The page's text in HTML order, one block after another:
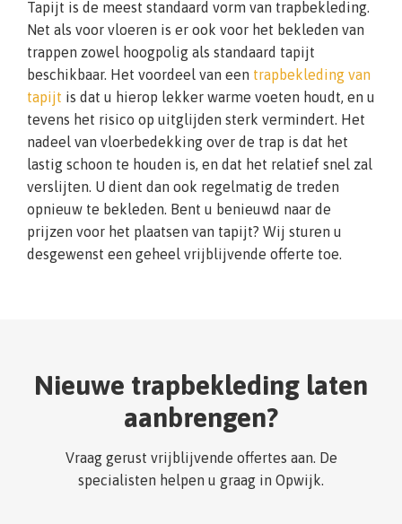
Tapijt is de meest standaard vorm van trapbekleding.
Net als voor vloeren is er ook voor het bekleden van
trappen zowel hoogpolig als standaard tapijt
beschikbaar. Het voordeel van een trapbekleding van
tapijt is dat u hierop lekker warme voeten houdt, en u
tevens het risico op uitglijden sterk vermindert. Het
nadeel van vloerbedekking over de trap is dat het
lastig schoon te houden is, en dat het relatief snel zal
verslijten. U dient dan ook regelmatig de treden
opnieuw te bekleden. Bent u benieuwd naar de
prijzen voor het plaatsen van tapijt? Wij sturen u
desgewenst een geheel vrijblijvende offerte toe.
Nieuwe trapbekleding laten
aanbrengen?
Vraag gerust vrijblijvende offertes aan. De
specialisten helpen u graag in Opwijk.